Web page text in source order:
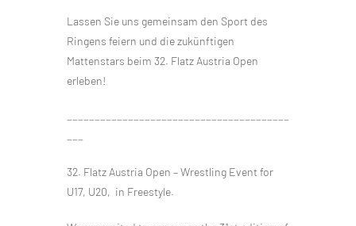
Lassen Sie uns gemeinsam den Sport des
Ringens feiern und die zukünftigen
Mattenstars beim 32. Flatz Austria Open
erleben!
32. Flatz Austria Open – Wrestling Event for
U17, U20, in Freestyle.